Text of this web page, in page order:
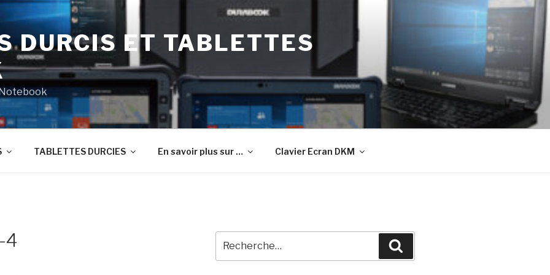
DURCIS ET TABLETTES
TABLETTES DURCIES En savoir plus sur … Clavier Ecran DKM
4
pour